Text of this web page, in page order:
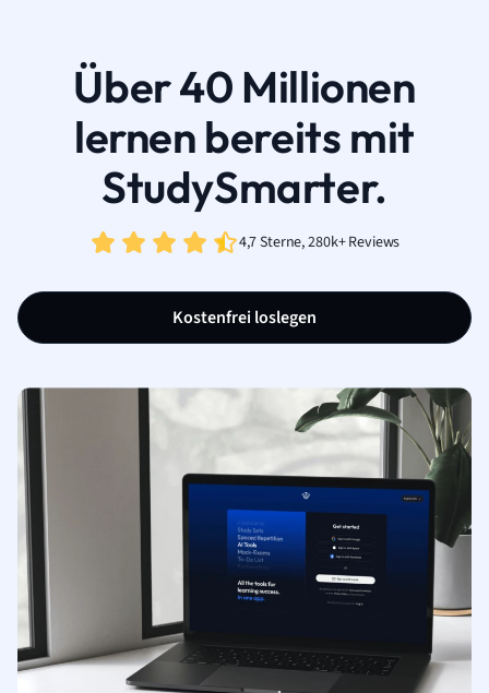
Über 40 Millionen
lernen bereits mit
StudySmarter.
4,7 Sterne, 280k+ Reviews
Kostenfrei loslegen